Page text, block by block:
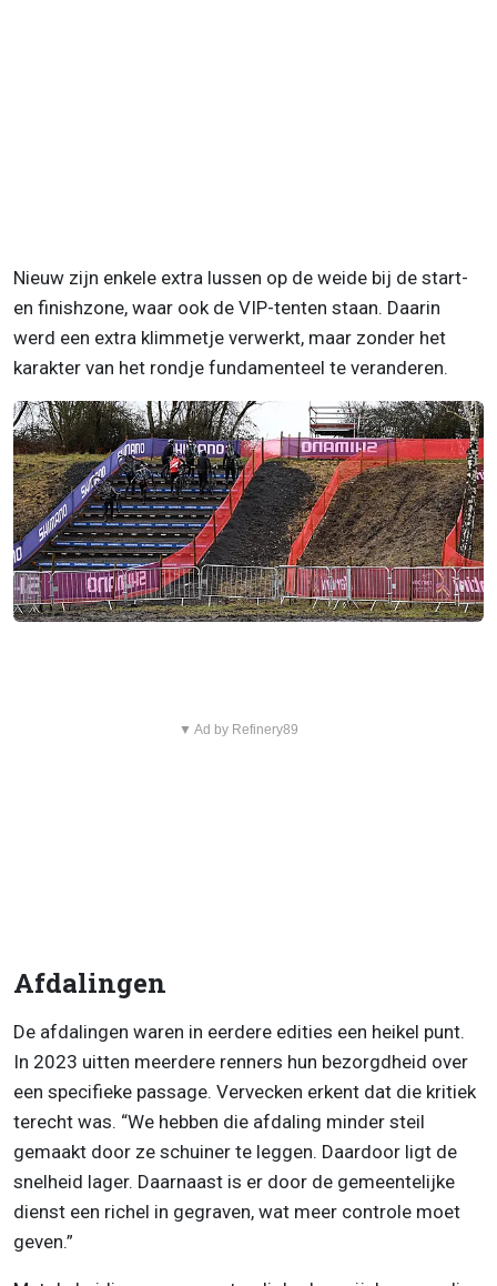
Nieuw zijn enkele extra lussen op de weide bij de start-
en finishzone, waar ook de VIP-tenten staan. Daarin
werd een extra klimmetje verwerkt, maar zonder het
karakter van het rondje fundamenteel te veranderen.
▼ Ad by Refinery89
Afdalingen
De afdalingen waren in eerdere edities een heikel punt.
In 2023 uitten meerdere renners hun bezorgdheid over
een specifieke passage. Vervecken erkent dat die kritiek
terecht was. “We hebben die afdaling minder steil
gemaakt door ze schuiner te leggen. Daardoor ligt de
snelheid lager. Daarnaast is er door de gemeentelijke
dienst een richel in gegraven, wat meer controle moet
geven.”